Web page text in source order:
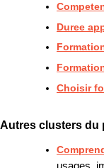
Duree
Choisir
Autres clusters du